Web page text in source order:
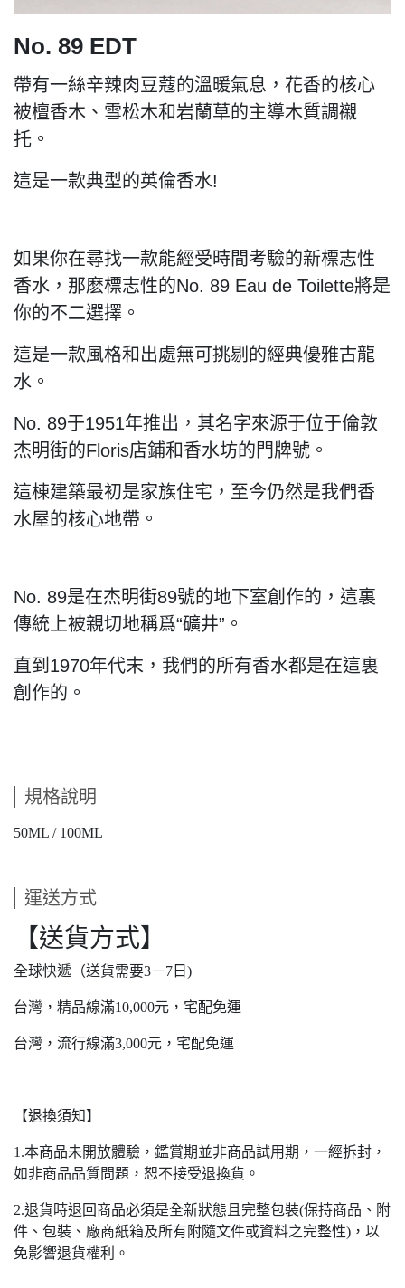
No. 89 EDT
帶有一絲辛辣肉豆蔻的溫暖氣息，花香的核心
被檀香木、雪松木和岩蘭草的主導木質調襯
托。
這是一款典型的英倫香水!
如果你在尋找一款能經受時間考驗的新標志性
香水，那麽標志性的No. 89 Eau de Toilette將是
你的不二選擇。
這是一款風格和出處無可挑剔的經典優雅古龍
水。
No. 89于1951年推出，其名字來源于位于倫敦
杰明街的Floris店鋪和香水坊的門牌號。
這棟建築最初是家族住宅，至今仍然是我們香
水屋的核心地帶。
No. 89是在杰明街89號的地下室創作的，這裏
傳統上被親切地稱爲“礦井”。
直到1970年代末，我們的所有香水都是在這裏
創作的。
規格說明
50ML / 100ML
運送方式
【送貨方式】
全球快遞（送貨需要3－7日)
台灣，精品線滿10,000元，宅配免運
台灣，流行線滿3,000元，宅配免運
【退換須知】
1.本商品未開放體驗，鑑賞期並非商品試用期，一經拆封，
如非商品品質問題，恕不接受退換貨。
2.退貨時退回商品必須是全新狀態且完整包裝(保持商品、附
件、包裝、廠商紙箱及所有附隨文件或資料之完整性)，以
免影響退貨權利。